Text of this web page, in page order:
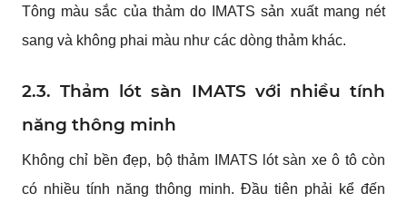
Tông màu sắc của thảm do IMATS sản xuất mang nét
sang và không phai màu như các dòng thảm khác.
2.3. Thảm lót sàn IMATS với nhiều tính
năng thông minh
Không chỉ bền đẹp, bộ thảm IMATS lót sàn xe ô tô còn
có nhiều tính năng thông minh. Đầu tiên phải kể đến